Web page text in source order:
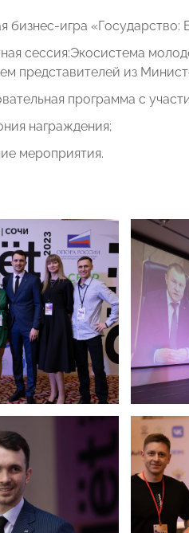
бизнес-игра «Государство:
сессия:Экосистема
представителей из
программа с
награждения;
мероприятия.